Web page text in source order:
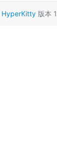
HyperKitty 版本